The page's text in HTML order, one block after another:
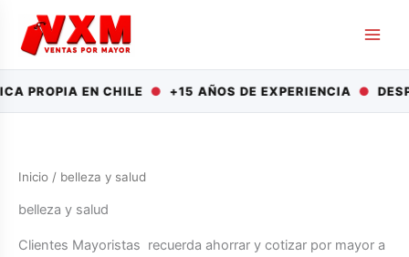
contenido
EN CHILE●+15 AÑOS DE EXPERIENCIA●
Inicio / belleza y salud
belleza y salud
Clientes Mayoristas recuerda ahorrar y cotizar por mayor a